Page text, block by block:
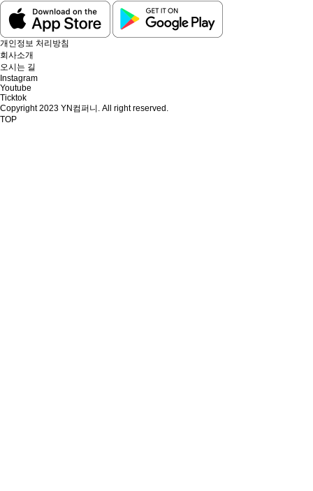
개인정보 처리방침
회사소개
오시는 길
Instagram
Youtube
Ticktok
Copyright 2023 YN컴퍼니. All right reserved.
TOP